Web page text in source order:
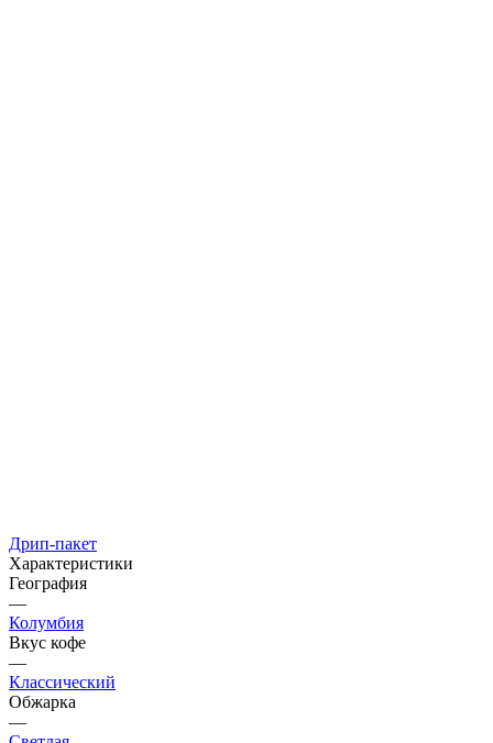
Дрип-пакет
Характеристики
География
—
Колумбия
Вкус кофе
—
Классический
Обжарка
—